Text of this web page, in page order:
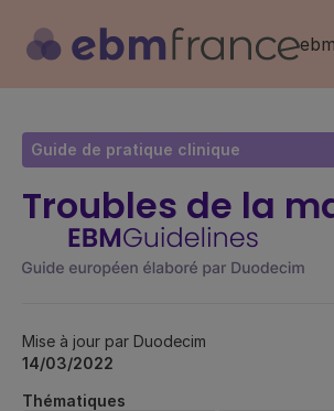
contenu
principal
Guide de pratique clinique
Troubles de la
Mise à jour par Duodecim
14/03/2022
Thématiques